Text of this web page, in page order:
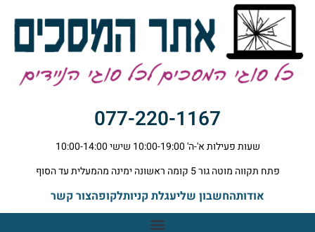
077-220-1167
שעות פעילות א'-ה' 10:00-19:00 שישי 10:00-14:00
פתח תקווה מוטה גור 5 קומה ראשונה ימינה מהמעלית עד הסוף
אודותהחשבון שליעגלת קניותלקופהצור קשר